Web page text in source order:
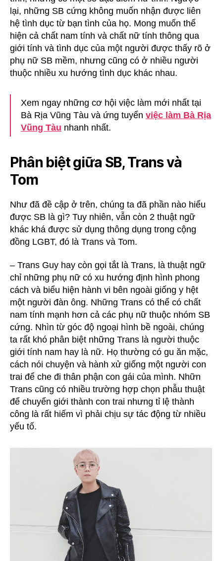
lại, những SB cứng không muốn nhận được liên
hệ tình dục từ bạn tình của họ. Mong muốn thể
hiện cả chất nam tính và chất nữ tính thông qua
giới tính và tình dục của một người được thấy rõ ở
phụ nữ SB mềm, nhưng cũng có ở nhiều người
thuộc nhiều xu hướng tình dục khác nhau.
Xem ngay những cơ hội việc làm mới nhất tại
Bà Rịa Vũng Tàu và ứng tuyển việc làm Bà Rịa
Vũng Tàu nhanh nhất.
Phân biệt giữa SB, Trans và
Tom
Như đã đề cập ở trên, chúng ta đã phần nào hiểu
được SB là gì? Tuy nhiên, vẫn còn 2 thuật ngữ
khác khá được sử dụng thông dụng trong cộng
đồng LGBT, đó là Trans và Tom.
– Trans Guy hay còn gọi tắt là Trans, là thuật ngữ
chỉ những phụ nữ có xu hướng định hình phong
cách và biểu hiện hành vi bên ngoài giống y hệt
một người đàn ông. Những Trans có thể có chất
nam tính mạnh hơn cả các phụ nữ thuộc nhóm SB
cứng. Nhìn từ góc độ ngoại hình bề ngoài, chúng
ta rất khó phân biệt những Trans là người thuộc
giới tính nam hay là nữ. Họ thường có gu ăn mặc,
cách nói chuyện và hành xử giống một người con
trai để che đi thân phận con gái của mình. Nhữn
Trans cũng có nhiều trường hợp chọn phẫu thuật
để chuyển giới thành con trai nhưng tỉ lệ thành
công là rất hiếm vì phải chịu sự tác động từ nhiều
yếu tố.